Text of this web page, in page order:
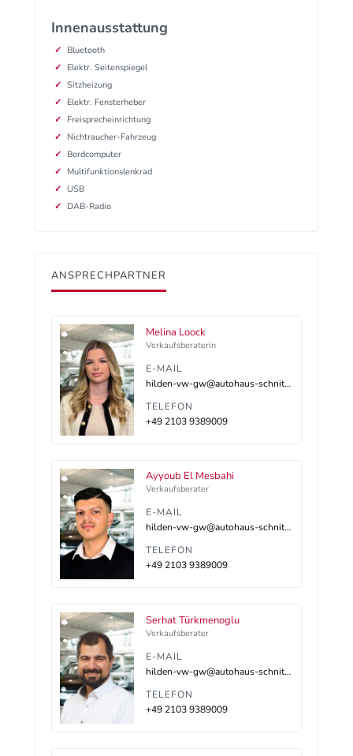
Innenausstattung
Bluetooth
Elektr. Seitenspiegel
Sitzheizung
Elektr. Fensterheber
Freisprecheinrichtung
Nichtraucher-Fahrzeug
Bordcomputer
Multifunktionslenkrad
USB
DAB-Radio
ANSPRECHPARTNER
Melina Loock
Verkaufsberaterin
E-MAIL
hilden-vw-gw@autohaus-schnitzler.dealerdesk.de
TELEFON
+49 2103 9389009
Ayyoub El Mesbahi
Verkaufsberater
E-MAIL
hilden-vw-gw@autohaus-schnitzler.dealerdesk.de
TELEFON
+49 2103 9389009
Serhat Türkmenoglu
Verkaufsberater
E-MAIL
hilden-vw-gw@autohaus-schnitzler.dealerdesk.de
TELEFON
+49 2103 9389009